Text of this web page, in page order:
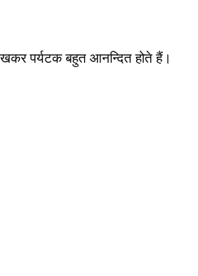
पर्यटक बहुत आनन्दित होते हैं।